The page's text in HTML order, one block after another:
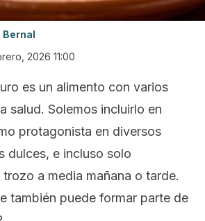
Bernal
2026 11:00
es un alimento con varios
salud. Solemos incluirlo en
protagonista en diversos
dulces, e incluso solo
a media mañana o tarde.
también puede formar parte de